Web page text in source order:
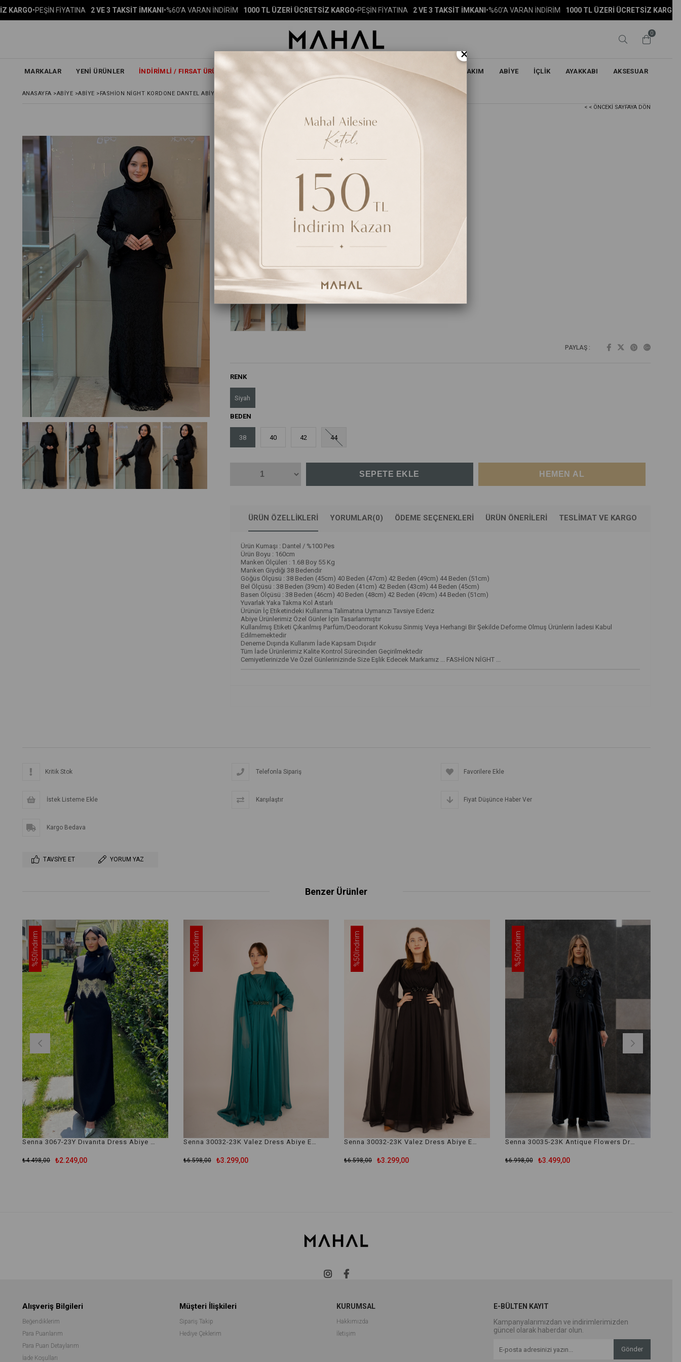
FİYATINA 2 VE 3 TAKSİT İMKANI•%60’A VARAN İNDİRİM 1000 TL ÜZERİ ÜCRETSİZ KARGO•PEŞİN FİYATINA 2 VE 3 TAKSİT İMKANI•%60’A VARAN İNDİRİM 1000 TL ÜZERİ ÜCRETSİZ KARGO•PEŞİN
0
MARKALAR YENİ ÜRÜNLER İNDIRIMLI / FIRSAT ÜRÜNLERI ALT GİYİM TAKIM ABİYE İÇLİK AYAKKABI AKSESUAR
ANASAYFA >ABİYE >ABİYE >FASHION NIGHT KORDONE DANTEL ABIYE ELBISE
< < ÖNCEKI SAYFAYA DÖN
Fashion Night Kordone Dantel Abiye Elbise
(26YFSNABY7020)
₺6.449,00 (KDV Dahil)
₺5.799,00
Renk Seçenekleri
PAYLAŞ :
RENK
Siyah
BEDEN
38 40 42 44
ÜRÜN ÖZELLIKLERI YORUMLAR(0) ÖDEME SEÇENEKLERI ÜRÜN ÖNERILERI TESLIMAT VE KARGO
Ürün Kumaşı : Dantel / %100 Pes
Ürün Boyu : 160cm
Manken Ölçüleri : 1.68 Boy 55 Kg
Manken Giydiği 38 Bedendir
Göğüs Ölçüsü : 38 Beden (45cm) 40 Beden (47cm) 42 Beden (49cm) 44 Beden (51cm)
Bel Ölçüsü : 38 Beden (39cm) 40 Beden (41cm) 42 Beden (43cm) 44 Beden (45cm)
Basen Ölçüsü : 38 Beden (46cm) 40 Beden (48cm) 42 Beden (49cm) 44 Beden (51cm)
Yuvarlak Yaka Takma Kol Astarlı
Ürünün İç Etiketindeki Kullanma Talimatına Uymanızı Tavsiye Ederiz
Abiye Ürünlerimiz Özel Günler İçin Tasarlanmıştır
Kullanılmış Etiketi Çıkarılmış Parfüm/Deodorant Kokusu Sinmiş Veya Herhangi Bir Şekilde Deforme Olmuş Ürünlerin İadesi Kabul
Edilmemektedir
Deneme Dışında Kullanım İade Kapsam Dışıdır
Tüm İade Ürünlerimiz Kalite Kontrol Sürecinden Geçirilmektedir
Cemiyetlerinizde Ve Özel Günlerinizinde Size Eşlik Edecek Markamız ... FASHİON NİGHT ...
Kritik Stok Telefonla Sipariş Favorilere Ekle
İstek Listeme Ekle Karşılaştır Fiyat Düşünce Haber Ver
Kargo Bedava
TAVSIYE ET YORUM YAZ
Benzer Ürünler
Senna 3067-23Y Dıvanıta Dress Abiye Elbise
₺2.249,00
₺4.498,00
%50
İndirim
Senna 30032-23K Valez Dress Abiye Elbise
₺3.299,00
₺6.598,00
%50
İndirim
Senna 30032-23K Valez Dress Abiye Elbise
₺3.299,00
₺6.598,00
%50
İndirim
Senna 30035-23K Antique Flowers Dress Abiye Elbise
₺3.499,00
₺6.998,00
%50
İndirim
Alışveriş Bilgileri
Beğendiklerim
Para Puanlarım
Para Puan Detaylarım
İade Koşulları
Müşteri İlişkileri
Sipariş Takip
Hediye Çeklerim
KURUMSAL
Hakkımızda
İletişim
E-BÜLTEN KAYIT
Kampanyalarımızdan ve indirimlerimizden
güncel olarak haberdar olun.
Gönder
×